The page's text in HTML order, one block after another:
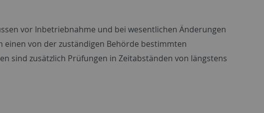
vor Inbetriebnahme und bei wesentlichen Änderungen
von der zuständigen Behörde bestimmten
sind zusätzlich Prüfungen in Zeitabständen von längstens